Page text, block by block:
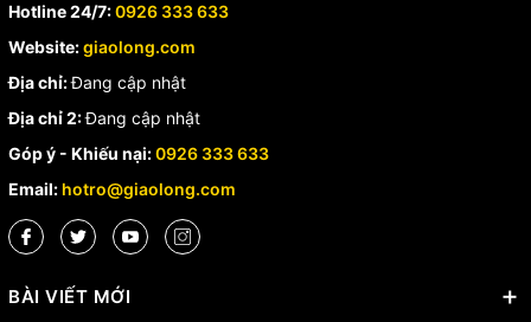
Hotline 24/7:0926 333 633
Website:giaolong.com
Địa chỉ:Đang cập nhật
Địa chỉ 2:Đang cập nhật
Góp ý - Khiếu nại:0926 333 633
Email: hotro@giaolong.com
BÀI VIẾT MỚI